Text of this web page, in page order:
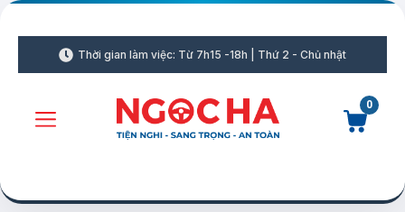
Thời gian làm việc: Từ 7h15 -18h | Thứ 2 - Chủ nhật
0